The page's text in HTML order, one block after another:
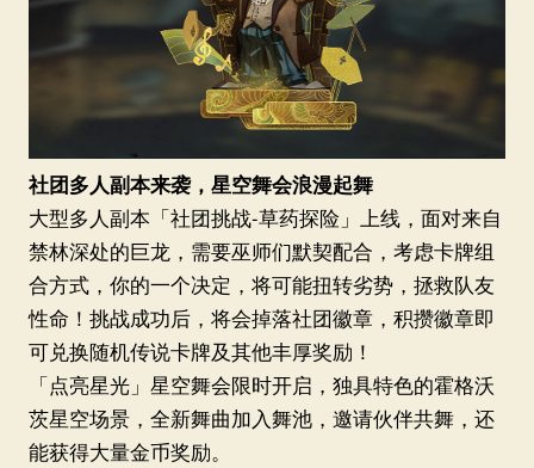
社团多人副本来袭，星空舞会浪漫起舞
大型多人副本「社团挑战-草药探险」上线，面对来自
禁林深处的巨龙，需要巫师们默契配合，考虑卡牌组
合方式，你的一个决定，将可能扭转劣势，拯救队友
性命！挑战成功后，将会掉落社团徽章，积攒徽章即
可兑换随机传说卡牌及其他丰厚奖励！
「点亮星光」星空舞会限时开启，独具特色的霍格沃
茨星空场景，全新舞曲加入舞池，邀请伙伴共舞，还
能获得大量金币奖励。